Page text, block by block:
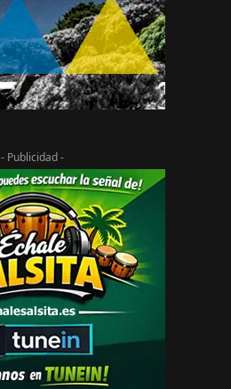
- Publicidad -